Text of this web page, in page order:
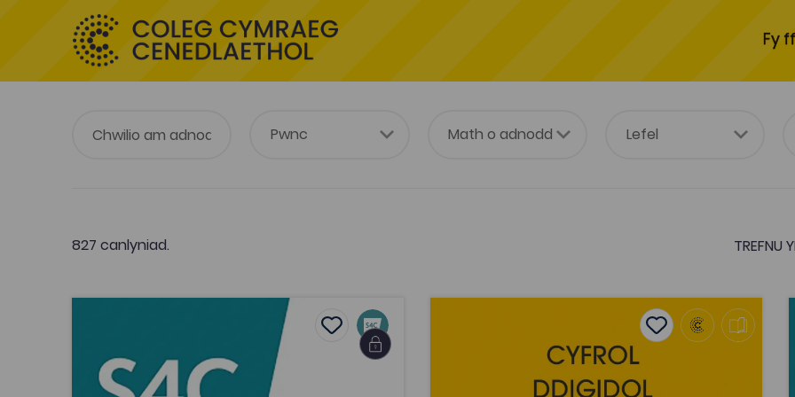
Fy
827 canlyniad. TREFNU
Patagonia (2010)
Add to favourites
Add to favourites
Patagonia (2010)
Tagiau
Tros y Tresi – Huw T. Edwards
Add to favourites
Add to favourites
Tros y Tresi – Huw T. Edwards